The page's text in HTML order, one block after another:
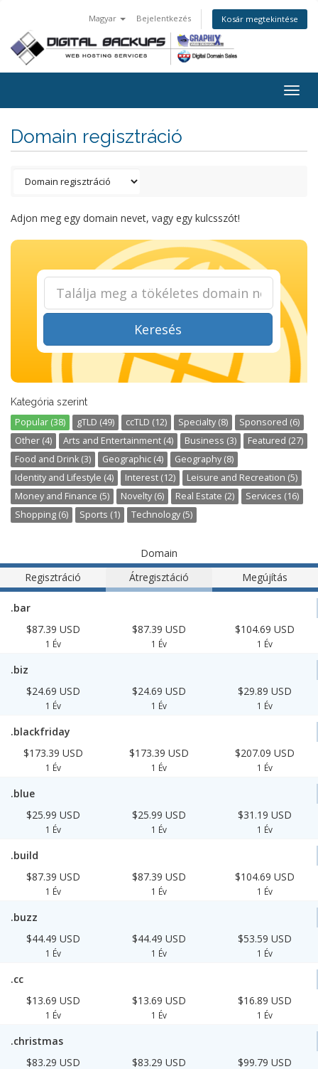
Magyar Bejelentkezés Kosár megtekintése
Domain regisztráció
Adjon meg egy domain nevet, vagy egy kulcsszót!
Keresés
Kategória szerint
Popular (38) gTLD (49) ccTLD (12) Specialty (8)
Sponsored (6)
Other (4)
Arts and Entertainment (4) Business (3)
Featured (27)
Food and Drink (3)
Geographic (4)
Geography (8)
Identity and Lifestyle (4)
Interest (12)
Leisure and Recreation (5)
Money and Finance (5)
Novelty (6) Real Estate (2)
Services (16)
Shopping (6)
Sports (1) Technology (5)
Domain
Regisztráció
Átregisztáció Megújítás
.bar
$87.39 USD
1 Év
$87.39 USD
1 Év
$104.69 USD
1 Év
.biz
$24.69 USD
1 Év
$24.69 USD
1 Év
$29.89 USD
1 Év
.blackfriday
$173.39 USD
1 Év
$173.39 USD
1 Év
$207.09 USD
1 Év
.blue
$25.99 USD
1 Év
$25.99 USD
1 Év
$31.19 USD
1 Év
.build
$87.39 USD
1 Év
$87.39 USD
1 Év
$104.69 USD
1 Év
.buzz
$44.49 USD
1 Év
$44.49 USD
1 Év
$53.59 USD
1 Év
.cc
$13.69 USD
1 Év
$13.69 USD
1 Év
$16.89 USD
1 Év
.christmas
$83.29 USD
$83.29 USD $99.79 USD